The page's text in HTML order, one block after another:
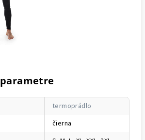
termoprádlo
čierna